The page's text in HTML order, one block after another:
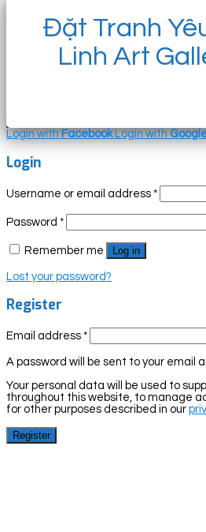
Đặt Tranh
Linh Art
Login withFacebook Login with
Login
Username or email address *
Password *
Remember me Log in
Lost your password?
Register
Email address *
A password will be sent to your email
Your personal data will be used to
throughout this website, to manage
for other purposes described in our
Register